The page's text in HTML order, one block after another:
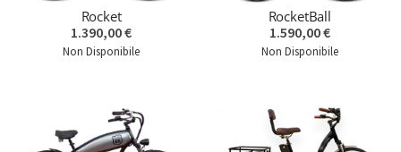
Rocket
1.390,00 €
Non Disponibile
RocketBall
1.590,00 €
Non Disponibile